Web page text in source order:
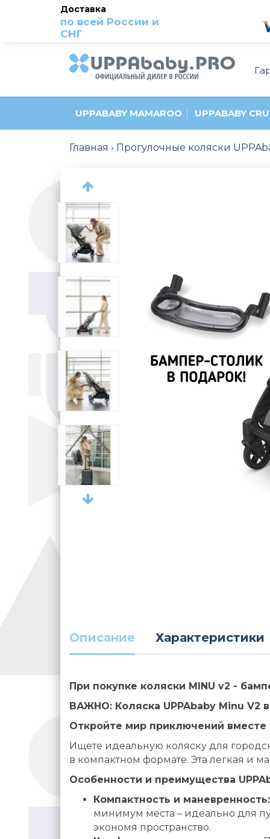
Доставка
по всей России и
СНГ
UPPABABY MAMAROO UPPABABY
Главная Прогулочные коляски
Описание Характеристики
При покупке коляски MINU v2 -
ВАЖНО: Коляска UPPAbaby Minu V2
Откройте мир приключений вместе
Ищете идеальную коляску для
в компактном формате. Эта легкая
Особенности и преимущества
Компактность и маневренность:
минимум места – идеально для
экономя пространство.